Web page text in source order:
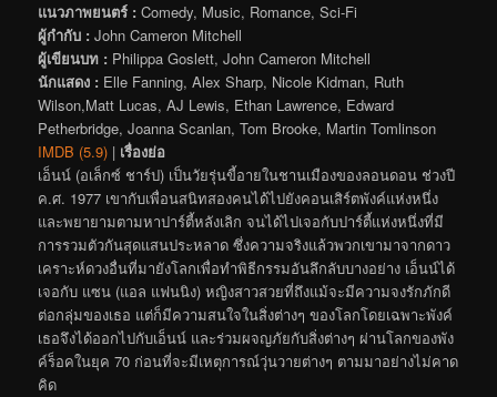
แนวภาพยนตร์ : Comedy, Music, Romance, Sci-Fi
ผู้กำกับ : John Cameron Mitchell
ผู้เขียนบท : Philippa Goslett, John Cameron Mitchell
นักแสดง : Elle Fanning, Alex Sharp, Nicole Kidman, Ruth
Wilson,Matt Lucas, AJ Lewis, Ethan Lawrence, Edward
Petherbridge, Joanna Scanlan, Tom Brooke, Martin Tomlinson
IMDB (5.9) | เรื่องย่อ
เอ็นน์ (อเล็กซ์ ชาร์ป) เป็นวัยรุ่นขี้อายในชานเมืองของลอนดอน ช่วงปี
ค.ศ. 1977 เขากับเพื่อนสนิทสองคนได้ไปยังคอนเสิร์ตพังค์แห่งหนึ่ง
และพยายามตามหาปาร์ตี้หลังเลิก จนได้ไปเจอกับปาร์ตี้แห่งหนึ่งที่มี
การรวมตัวกันสุดแสนประหลาด ซึ่งความจริงแล้วพวกเขามาจากดาว
เคราะห์ดวงอื่นที่มายังโลกเพื่อทำพิธีกรรมอันลึกลับบางอย่าง เอ็นน์ได้
เจอกับ แซน (แอล แฟนนิง) หญิงสาวสวยที่ถึงแม้จะมีความจงรักภักดี
ต่อกลุ่มของเธอ แต่ก็มีความสนใจในสิ่งต่างๆ ของโลกโดยเฉพาะพังค์
เธอจึงได้ออกไปกับเอ็นน์ และร่วมผจญภัยกับสิ่งต่างๆ ผ่านโลกของพัง
ค์ร็อคในยุค 70 ก่อนที่จะมีเหตุการณ์วุ่นวายต่างๆ ตามมาอย่างไม่คาด
คิด